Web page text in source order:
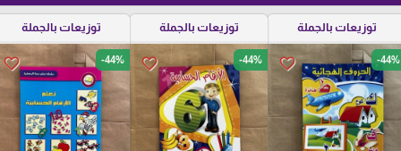
توزيعات بالجملة
favorite_border -44%
توزيعات بالجملة
favorite_border -44%
توزيعات بالجملة
favorite_border -44%